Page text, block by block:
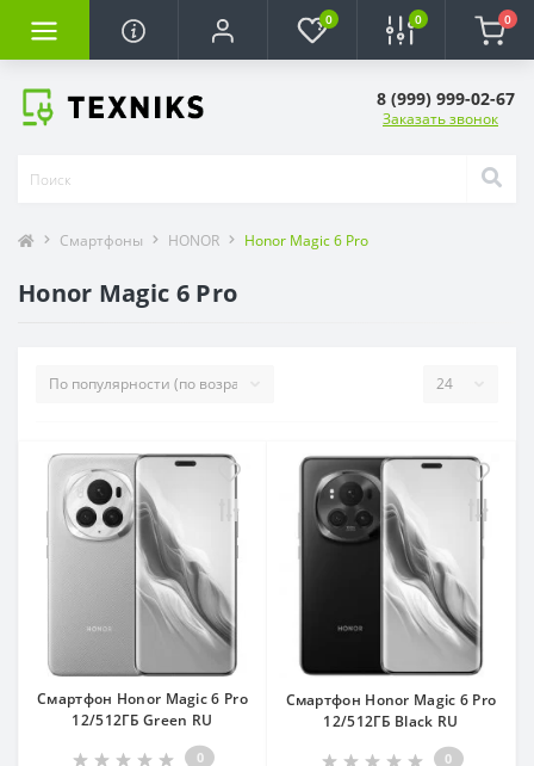
0 0 0
8 (999) 999-02-67
Заказать звонок
Смартфоны HONOR Honor Magic 6 Pro
Honor Magic 6 Pro
Смартфон Honor Magic 6 Pro
12/512ГБ Green RU
0
Смартфон Honor Magic 6 Pro
12/512ГБ Black RU
0